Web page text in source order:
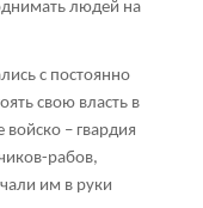
людей на
с постоянно
свою власть в
– гвардия
рабов,
им в руки